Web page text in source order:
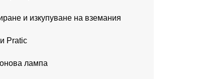
и изкупуване на вземания
Pratic
лампа